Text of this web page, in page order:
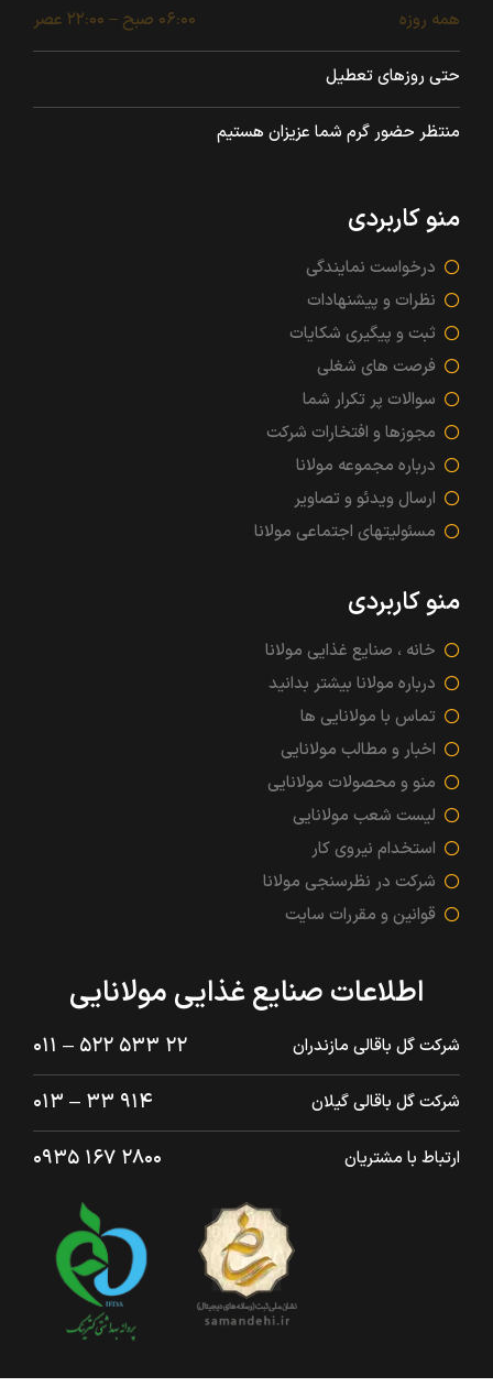
همه روزه ۰۶:۰۰ صبح – ۲۲:۰۰ عصر
حتی روزهای تعطیل
منتظر حضور گرم شما عزیزان هستیم
منو کاربردی
درخواست نمایندگی
نظرات و پیشنهادات
ثبت و پیگیری شکایات
فرصت های شغلی
سوالات پر تکرار شما
مجوزها و افتخارات شرکت
درباره مجموعه مولانا
ارسال ویدئو و تصاویر
مسئولیتهای اجتماعی مولانا
منو کاربردی
خانه ، صنایع غذایی مولانا
درباره مولانا بیشتر بدانید
تماس با مولانایی ها
اخبار و مطالب مولانایی
منو و محصولات مولانایی
لیست شعب مولانایی
استخدام نیروی کار
شرکت در نظرسنجی مولانا
قوانین و مقررات سایت
اطلاعات صنایع غذایی مولانایی
شرکت گل باقالی مازندران ۲۲ ۵۳۳ ۵۲۲ – ۰۱۱
شرکت گل باقالی گیلان ۹۱۴ ۳۳ – ۰۱۳
ارتباط با مشتریان ۲۸۰۰ ۱۶۷ ۰۹۳۵